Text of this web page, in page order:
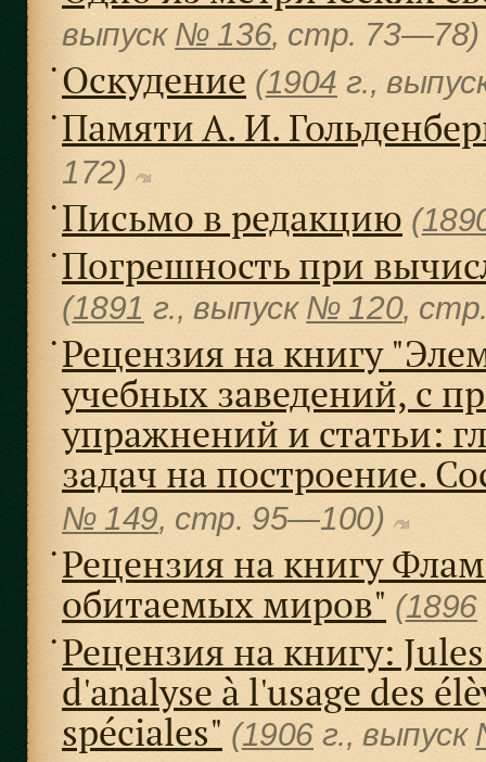
выпуск № 136, cтр.
● Оскудение (1904 г.,
● Памяти А. И.
172)
● Письмо в редакцию (
● Погрешность при
(1891 г., выпуск № 120,
● Рецензия на книгу
учебных заведений, с
упражнений и статьи:
задач на построение.
№ 149, cтр. 95—100)
● Рецензия на книгу
обитаемых миров" (1896
● Рецензия на книгу:
d'analyse à l'usage des
spéciales" (1906 г., выпуск